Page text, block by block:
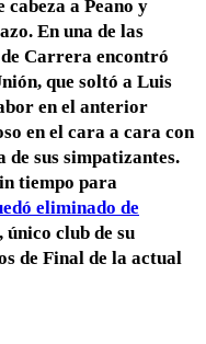
a Peano y
En una de las
Carrera encontró
que soltó a Luis
en el anterior
en el cara a cara con
de sus simpatizantes.
tiempo para
eliminado de
, único club de su
de Final de la actual